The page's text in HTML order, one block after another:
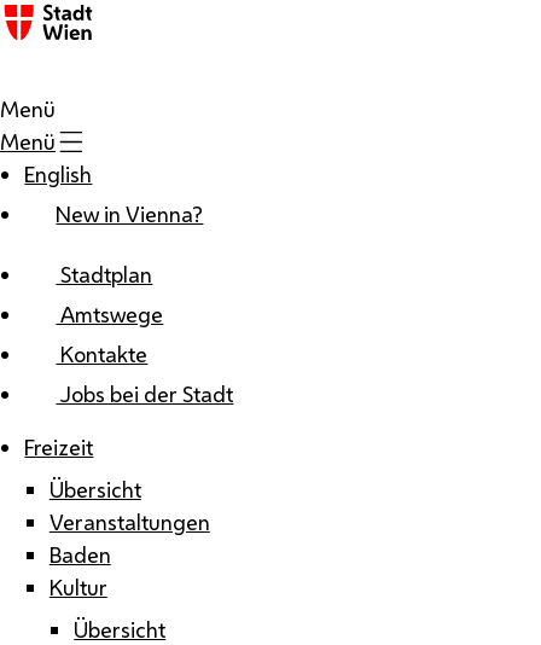
Zum Inhalt
Menü
Menü
English
New in Vienna?
Stadtplan
Amtswege
Kontakte
Jobs bei der Stadt
Freizeit
Übersicht
Veranstaltungen
Baden
Kultur
Übersicht